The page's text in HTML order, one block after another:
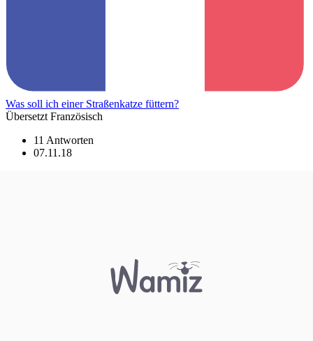
Was soll ich einer Straßenkatze füttern?
Übersetzt Französisch
11 Antworten
07.11.18